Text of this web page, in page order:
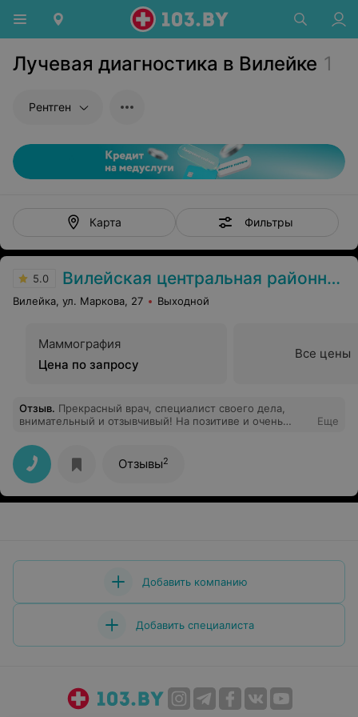
Лучевая диагностика в Вилейке 1
Рентген
Карта Фильтры
5.0 Вилейская центральная районная больница
Вилейка, ул. Маркова, 27 Выходной
Маммография
Цена по запросу
Все цены
Отзыв. Прекрасный врач, специалист своего дела,
внимательный и отзывчивый! На позитиве и очень
Еще
Отзывы2
Добавить компанию
Добавить специалиста